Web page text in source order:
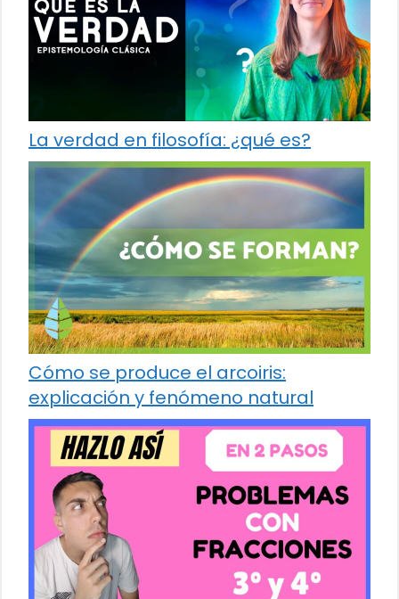
La verdad en filosofía: ¿qué es?
Cómo se produce el arcoiris:
explicación y fenómeno natural